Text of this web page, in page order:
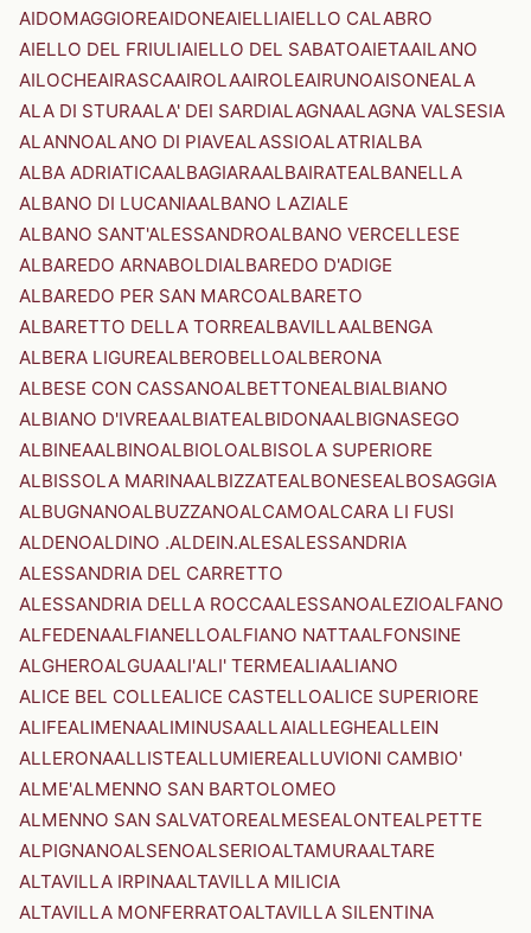
AIDOMAGGIOREAIDONEAIELLIAIELLO CALABRO
AIELLO DEL FRIULIAIELLO DEL SABATOAIETAAILANO
AILOCHEAIRASCAAIROLAAIROLEAIRUNOAISONEALA
ALA DI STURAALA' DEI SARDIALAGNAALAGNA VALSESIA
ALANNOALANO DI PIAVEALASSIOALATRIALBA
ALBA ADRIATICAALBAGIARAALBAIRATEALBANELLA
ALBANO DI LUCANIAALBANO LAZIALE
ALBANO SANT'ALESSANDROALBANO VERCELLESE
ALBAREDO ARNABOLDIALBAREDO D'ADIGE
ALBAREDO PER SAN MARCOALBARETO
ALBARETTO DELLA TORREALBAVILLAALBENGA
ALBERA LIGUREALBEROBELLOALBERONA
ALBESE CON CASSANOALBETTONEALBIALBIANO
ALBIANO D'IVREAALBIATEALBIDONAALBIGNASEGO
ALBINEAALBINOALBIOLOALBISOLA SUPERIORE
ALBISSOLA MARINAALBIZZATEALBONESEALBOSAGGIA
ALBUGNANOALBUZZANOALCAMOALCARA LI FUSI
ALDENOALDINO .ALDEIN.ALESALESSANDRIA
ALESSANDRIA DEL CARRETTO
ALESSANDRIA DELLA ROCCAALESSANOALEZIOALFANO
ALFEDENAALFIANELLOALFIANO NATTAALFONSINE
ALGHEROALGUAALI'ALI' TERMEALIAALIANO
ALICE BEL COLLEALICE CASTELLOALICE SUPERIORE
ALIFEALIMENAALIMINUSAALLAIALLEGHEALLEIN
ALLERONAALLISTEALLUMIEREALLUVIONI CAMBIO'
ALME'ALMENNO SAN BARTOLOMEO
ALMENNO SAN SALVATOREALMESEALONTEALPETTE
ALPIGNANOALSENOALSERIOALTAMURAALTARE
ALTAVILLA IRPINAALTAVILLA MILICIA
ALTAVILLA MONFERRATOALTAVILLA SILENTINA